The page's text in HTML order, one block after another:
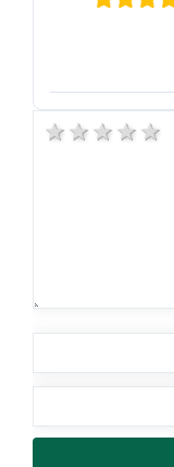
5 stars 4 stars 3 stars 2 stars 1 star